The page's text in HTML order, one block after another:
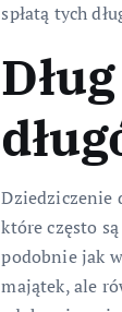
spłatą tych
Dziedziczenie
które często
podobnie jak
majątek, ale